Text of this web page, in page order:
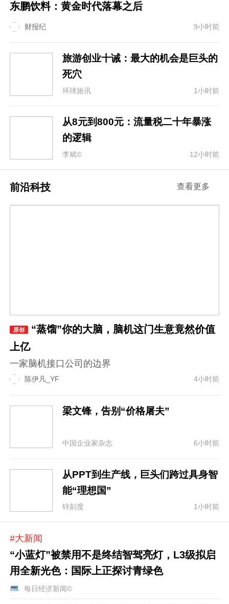
东鹏饮料：黄金时代落幕之后
财报纪 9小时前
旅游创业十诫：最大的机会是巨头的
死穴
环球旅讯 1小时前
从8元到800元：流量税二十年暴涨
的逻辑
李斌© 12小时前
前沿科技 查看更多
原创
“蒸馏”你的大脑，脑机这门生意竟然价值
上亿
一家脑机接口公司的边界
陈伊凡_YF 4小时前
梁文锋，告别“价格屠夫”
中国企业家杂志 6小时前
从PPT到生产线，巨头们跨过具身智
能“理想国”
锌刻度 1小时前
#大新闻
“小蓝灯”被禁用不是终结智驾亮灯，L3级拟启
用全新光色：国际上正探讨青绿色
每日经济新闻©